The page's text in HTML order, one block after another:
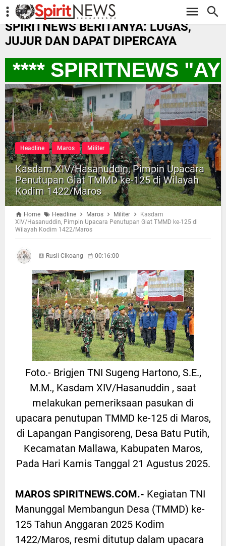
-->
SPIRITNEWS BERITANYA: LUGAS,
JUJUR DAN DAPAT DIPERCAYA
SPIRITNEWS
Headline Maros Militer
Kasdam XIV/Hasanuddin, Pimpin Upacara
Penutupan Giat TMMD ke-125 di Wilayah
Kodim 1422/Maros
Home Headline Maros Militer
Kasdam
XIV/Hasanuddin, Pimpin Upacara Penutupan Giat TMMD ke-125 di
Wilayah Kodim 1422/Maros
Rusli Cikoang 00:16:00
Foto.- Brigjen TNI Sugeng Hartono, S.E.,
M.M., Kasdam XIV/Hasanuddin , saat
melakukan pemeriksaan pasukan di
upacara penutupan TMMD ke-125 di Maros,
di Lapangan Pangisoreng, Desa Batu Putih,
Kecamatan Mallawa, Kabupaten Maros,
Pada Hari Kamis Tanggal 21 Agustus 2025.
MAROS SPIRITNEWS.COM.- Kegiatan TNI
Manunggal Membangun Desa (TMMD) ke-
125 Tahun Anggaran 2025 Kodim
1422/Maros, resmi ditutup dalam upacara